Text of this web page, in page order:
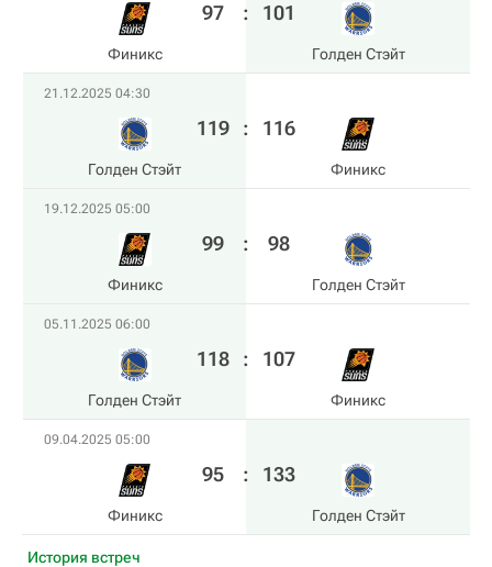
Финикс
97 : 101
Голден Стэйт
21.12.2025 04:30
Голден Стэйт
119 : 116
Финикс
19.12.2025 05:00
Финикс
99 : 98
Голден Стэйт
05.11.2025 06:00
Голден Стэйт
118 : 107
Финикс
09.04.2025 05:00
Финикс
95 : 133
Голден Стэйт
История встреч